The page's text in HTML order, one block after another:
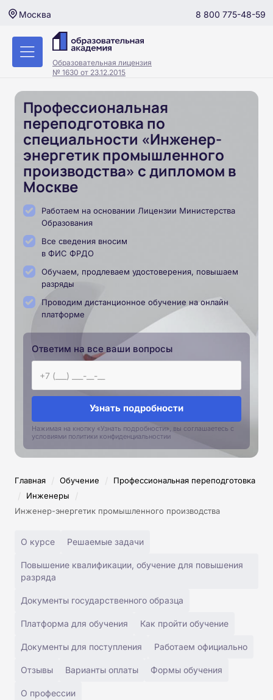
Москва 8 800 775-48-59
Образовательная лицензия
№ 1630 от 23.12.2015
Профессиональная
переподготовка по
специальности «Инженер-
энергетик промышленного
производства» с дипломом в
Москве
Работаем на основании Лицензии Министерства
Образования
Все сведения вносим
в ФИС ФРДО
Обучаем, продлеваем удостоверения, повышаем
разряды
Проводим дистанционное обучение на онлайн
платформе
Ответим на все ваши вопросы
Узнать подробности
Нажимая на кнопку «Узнать подробности», вы соглашаетесь с
условиями политики конфиденциальностии
Главная / Обучение / Профессиональная переподготовка
/ Инженеры /
Инженер-энергетик промышленного производства
О курсе Решаемые задачи
Повышение квалификации, обучение для повышения
разряда
Документы государственного образца
Платформа для обучения Как пройти обучение
Документы для поступления Работаем официально
Отзывы Варианты оплаты Формы обучения
О профессии